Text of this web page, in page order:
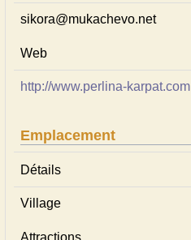
sіkora@mukachevo.net
Web
http://www.perlina-karpat.com
Emplacement
Détails
Village
Attractions